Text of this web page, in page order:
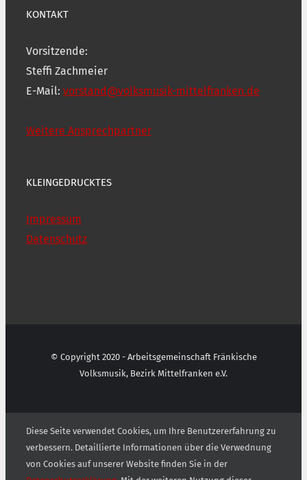
KONTAKT
Vorsitzende:
Steffi Zachmeier
E-Mail: vorstand@volksmusik-mittelfranken.de
Weitere Ansprechpartner
KLEINGEDRUCKTES
Impressum
Datenschutz
© Copyright 2020 - Arbeitsgemeinschaft Fränkische
Volksmusik, Bezirk Mittelfranken e.V.
Diese Seite verwendet Cookies, um Ihre Benutzererfahrung zu
verbessern. Detaillierte Informationen über die Verwednung
von Cookies auf unserer Website finden Sie in der